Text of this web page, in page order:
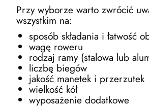
Przy wyborze warto zwrócić
wszystkim na:
sposób składania i łatwość
wagę roweru
rodzaj ramy (stalowa lub
liczbę biegów
jakość manetek i przerzutek
wielkość kół
wyposażenie dodatkowe